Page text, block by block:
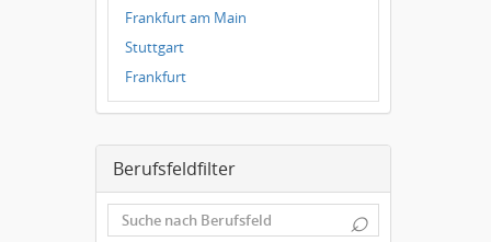
Frankfurt am Main
Stuttgart
Frankfurt
Dresden
Leipzig
Dortmund
Wuppertal
Berufsfeldfilter
⌕